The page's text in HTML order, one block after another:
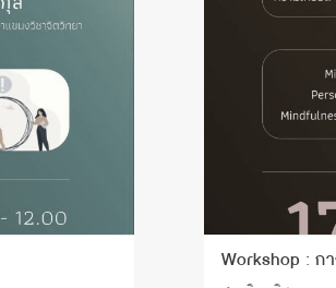
Workshop : ก